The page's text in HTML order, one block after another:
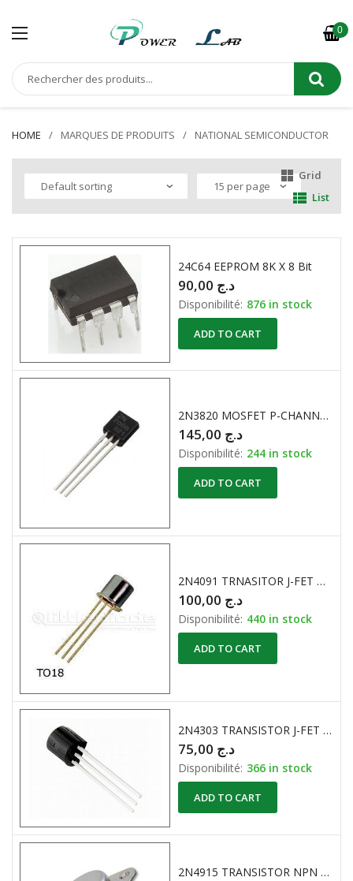
0
HOME MARQUES DE PRODUITS NATIONAL SEMICONDUCTOR
Grid
List
24C64 EEPROM 8K X 8 Bit
د.ج
Disponibilité: 876 in stock
ADD TO CART
2N3820 MOSFET P-CHANNEL J-FET 20V 15mA
د.ج
Disponibilité: 244 in stock
ADD TO CART
2N4091 TRNASITOR J-FET N-CHANNEL 40V 0.03A
د.ج
Disponibilité: 440 in stock
ADD TO CART
2N4303 TRANSISTOR J-FET N-CHANNEL 30V 0.5A
د.ج
Disponibilité: 366 in stock
ADD TO CART
2N4915 TRANSISTOR NPN 80V 5A 4MhZ 87W